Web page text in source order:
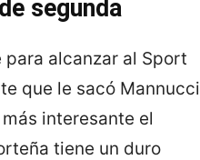
segunda
alcanzar al Sport
que le sacó Mannucci
interesante el
tiene un duro